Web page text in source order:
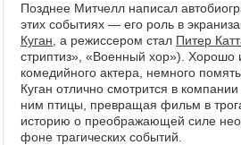
Позднее Митчелл написал
этих событиях — его роль в
Куган , а режиссером стал Питер
стриптиз», «Военный хор»). Хорошо
комедийного актера, немного
Куган отлично смотрится в
ним птицы, превращая фильм в
историю о преображающей силе
фоне трагических событий.